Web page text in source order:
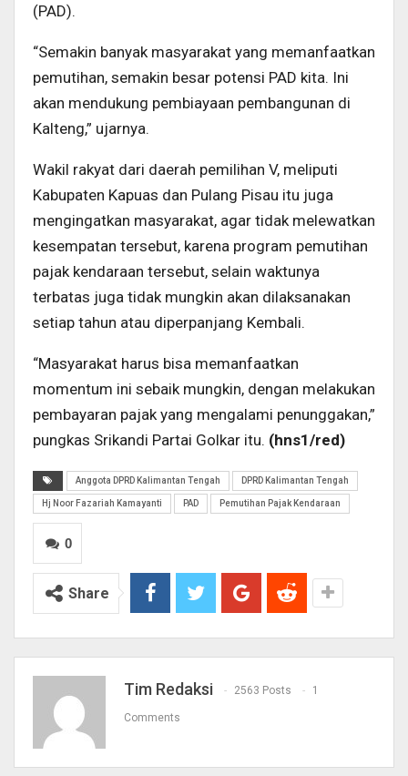
(PAD).
“Semakin banyak masyarakat yang memanfaatkan
pemutihan, semakin besar potensi PAD kita. Ini
akan mendukung pembiayaan pembangunan di
Kalteng,” ujarnya.
Wakil rakyat dari daerah pemilihan V, meliputi
Kabupaten Kapuas dan Pulang Pisau itu juga
mengingatkan masyarakat, agar tidak melewatkan
kesempatan tersebut, karena program pemutihan
pajak kendaraan tersebut, selain waktunya
terbatas juga tidak mungkin akan dilaksanakan
setiap tahun atau diperpanjang Kembali.
“Masyarakat harus bisa memanfaatkan
momentum ini sebaik mungkin, dengan melakukan
pembayaran pajak yang mengalami penunggakan,”
pungkas Srikandi Partai Golkar itu. (hns1/red)
Anggota DPRD Kalimantan Tengah DPRD Kalimantan Tengah
Hj Noor Fazariah Kamayanti PAD Pemutihan Pajak Kendaraan
0
Share
Tim Redaksi 2563 Posts 1
Comments